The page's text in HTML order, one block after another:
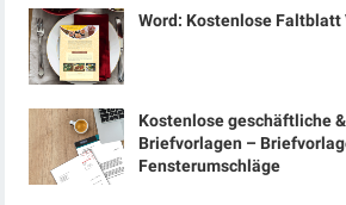
Word: Kostenlose Faltblatt
Kostenlose geschäftliche
Briefvorlagen –
Fensterumschläge